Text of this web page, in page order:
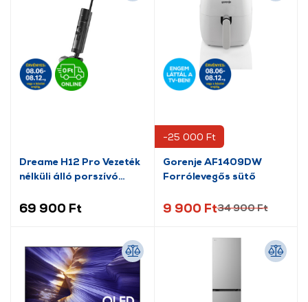
Dreame H12 Pro Vezeték
nélküli álló porszívó
69 900 Ft
-25 000 Ft
Gorenje AF1409DW
Forrólevegős sütő
9 900 Ft34 900 Ft